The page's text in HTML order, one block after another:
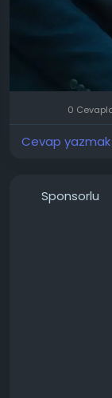
0
Cevap yazmak
Sponsorlu